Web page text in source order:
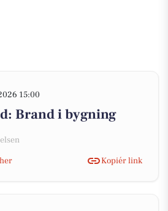
15:00
Brand i bygning
Kopiér link